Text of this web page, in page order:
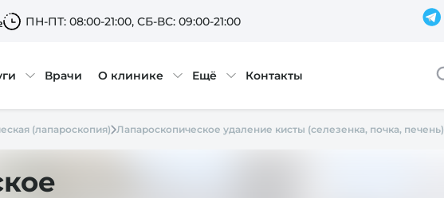
ПН-ПТ: 08:00-21:00, СБ-ВС: 09:00-21:00
Врачи О клинике Ещё Контакты
(лапароскопия) Лапароскопическое удаление кисты (селезенка, почка, печень)